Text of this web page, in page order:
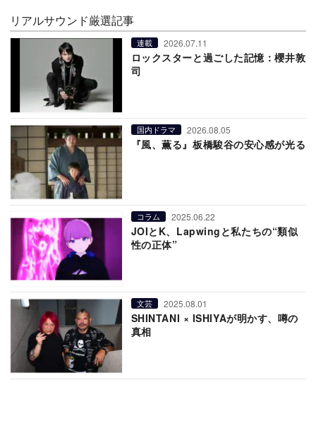
リアルサウンド厳選記事
連載 2026.07.11
ロックスターと過ごした記憶：櫻井敦
司
国内ドラマ 2026.08.05
『風、薫る』板橋駿谷の安心感が光る
コラム 2025.06.22
JOIとK、Lapwingと私たちの“類似
性の正体”
文芸 2025.08.01
SHINTANI × ISHIYAが明かす、噂の
真相